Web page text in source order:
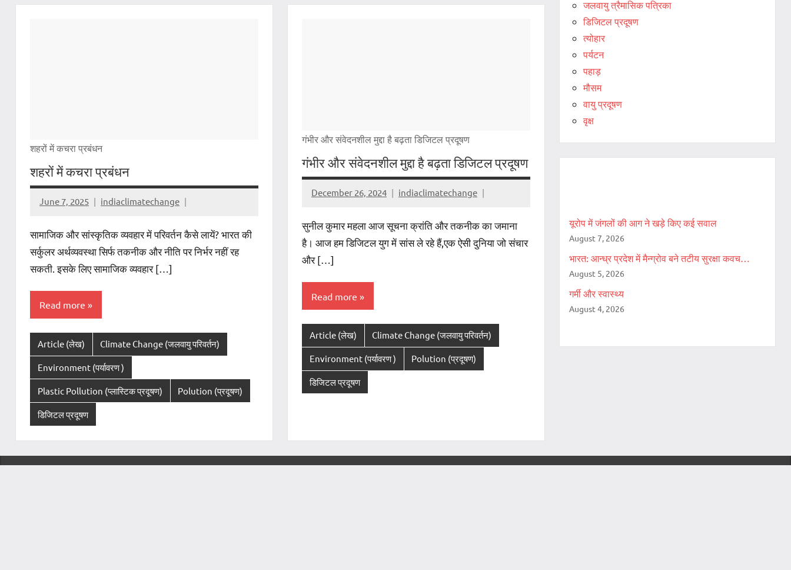
शहरों में कचरा प्रबंधन
शहरों में कचरा प्रबंधन
June 7, 2025 indiaclimatechange
सामाजिक और सांस्कृतिक व्यवहार में परिवर्तन कैसे लायें? भारत की
सर्कुलर अर्थव्यवस्था सिर्फ तकनीक और नीति पर निर्भर नहीं रह
सकती. इसके लिए सामाजिक व्यवहार […]
Read more
Article (लेख) Climate Change (जलवायु परिवर्तन)
Environment (पर्यावरण )
Plastic Pollution (प्लास्टिक प्रदूषण) Polution (प्रदूषण)
डिजिटल प्रदूषण
गंभीर और संवेदनशील मुद्दा है बढ़ता डिजिटल प्रदूषण
गंभीर और संवेदनशील मुद्दा है बढ़ता डिजिटल प्रदूषण
December 26, 2024 indiaclimatechange
सुनील कुमार महला आज सूचना क्रांति और तकनीक का जमाना
है। आज हम डिजिटल युग में सांस ले रहे हैं,एक ऐसी दुनिया जो संचार
और […]
Read more
Article (लेख) Climate Change (जलवायु परिवर्तन)
Environment (पर्यावरण ) Polution (प्रदूषण)
डिजिटल प्रदूषण
जलवायु त्रैमासिक पत्रिका
डिजिटल प्रदूषण
त्योहार
पर्यटन
पहाड़
मौसम
वायु प्रदूषण
वृक्ष
यूरोप में जंगलों की आग ने खड़े किए कई सवाल
August 7, 2026
भारत: आन्ध्र प्रदेश में मैन्ग्रोव बने तटीय सुरक्षा कवच…
August 5, 2026
गर्मी और स्वास्थ्य
August 4, 2026